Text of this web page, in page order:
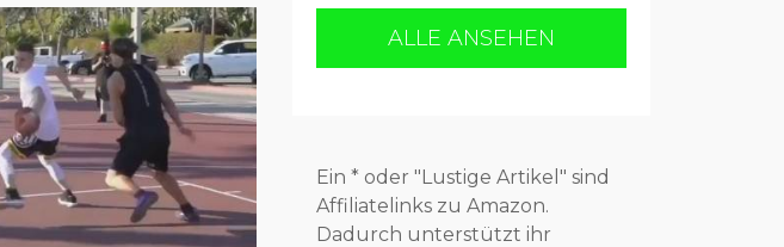
ALLE ANSEHEN
Ein * oder "Lustige Artikel" sind
Affiliatelinks zu Amazon.
Dadurch unterstützt ihr